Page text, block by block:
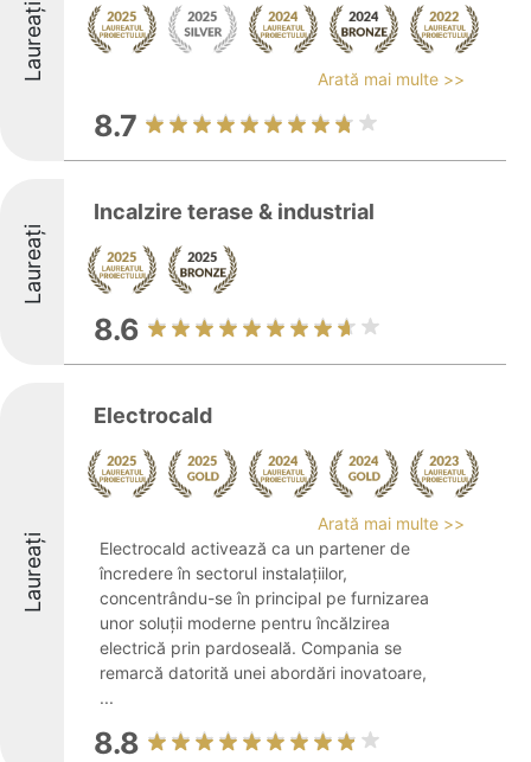
Laureați Arată mai multe >>
8.7
Laureați
Incalzire terase & industrial
8.6
Laureați
Electrocald
Arată mai multe >>
Electrocald activează ca un partener de
încredere în sectorul instalațiilor,
concentrându-se în principal pe furnizarea
unor soluții moderne pentru încălzirea
electrică prin pardoseală. Compania se
remarcă datorită unei abordări inovatoare,
...
8.8